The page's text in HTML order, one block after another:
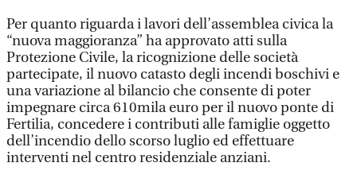
Per quanto riguarda i lavori dell’assemblea civica la
“nuova maggioranza” ha approvato atti sulla
Protezione Civile, la ricognizione delle società
partecipate, il nuovo catasto degli incendi boschivi e
una variazione al bilancio che consente di poter
impegnare circa 610mila euro per il nuovo ponte di
Fertilia, concedere i contributi alle famiglie oggetto
dell’incendio dello scorso luglio ed effettuare
interventi nel centro residenziale anziani.